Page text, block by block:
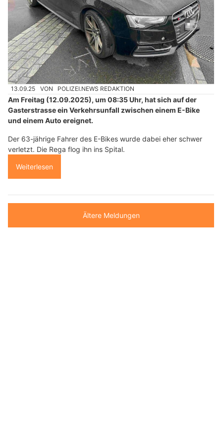
13.09.25 VON POLIZEI.NEWS REDAKTION
Am Freitag (12.09.2025), um 08:35 Uhr, hat sich auf der
Gasterstrasse ein Verkehrsunfall zwischen einem E-Bike
und einem Auto ereignet.
Der 63-jährige Fahrer des E-Bikes wurde dabei eher schwer
verletzt. Die Rega flog ihn ins Spital.
Weiterlesen
Ältere Meldungen